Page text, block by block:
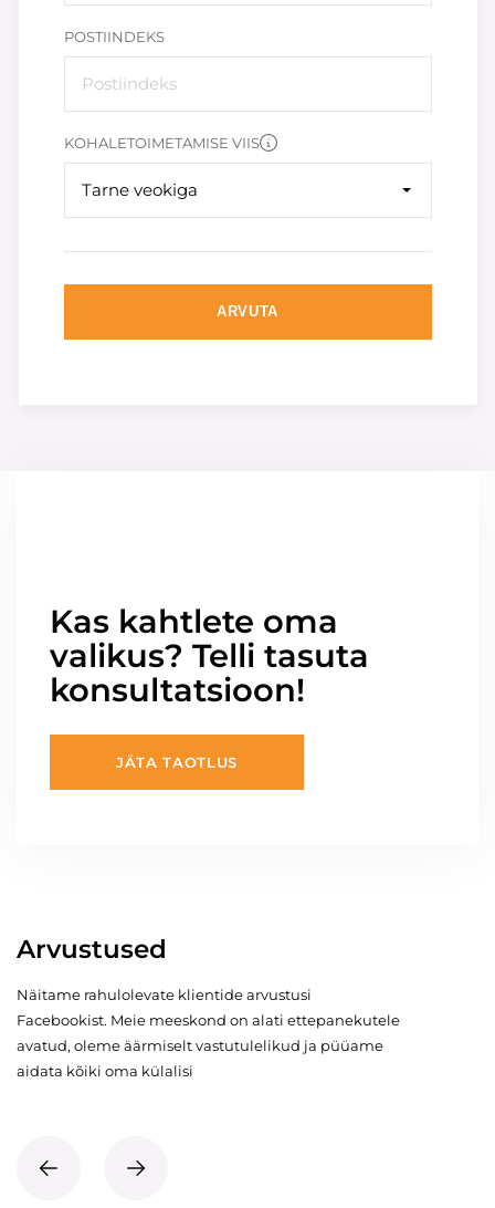
POSTIINDEKS
KOHALETOIMETAMISE VIIS
Tarne veokiga
ARVUTA
Kas kahtlete oma
valikus? Telli tasuta
konsultatsioon!
JÄTA TAOTLUS
Arvustused
Näitame rahulolevate klientide arvustusi
Facebookist. Meie meeskond on alati ettepanekutele
avatud, oleme äärmiselt vastutulelikud ja püüame
aidata kõiki oma külalisi